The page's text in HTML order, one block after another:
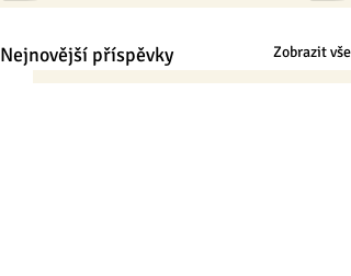
Nejnovější příspěvky Zobrazit vše